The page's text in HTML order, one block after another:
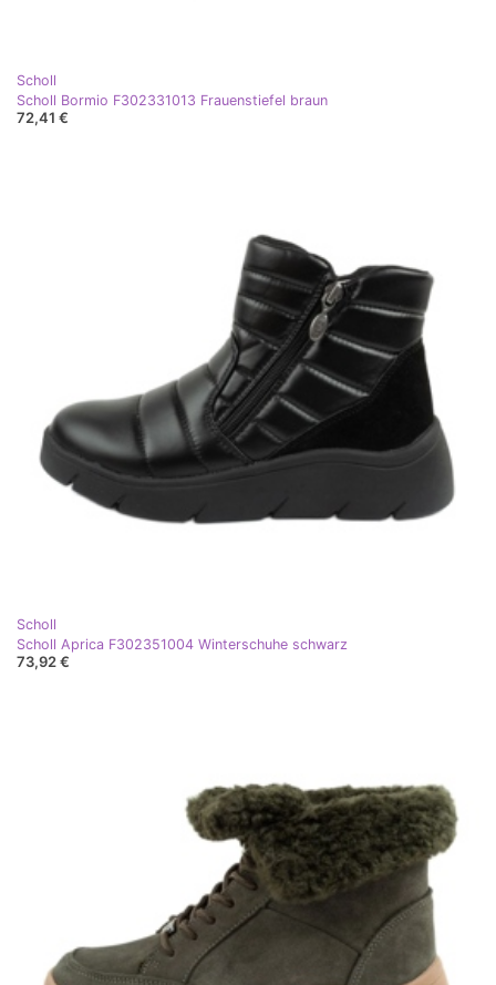
Scholl
Scholl Bormio F302331013 Frauenstiefel braun
72,41 €
Scholl
Scholl Aprica F302351004 Winterschuhe schwarz
73,92 €